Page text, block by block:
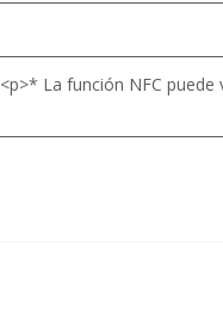
<p>* La función NFC puede